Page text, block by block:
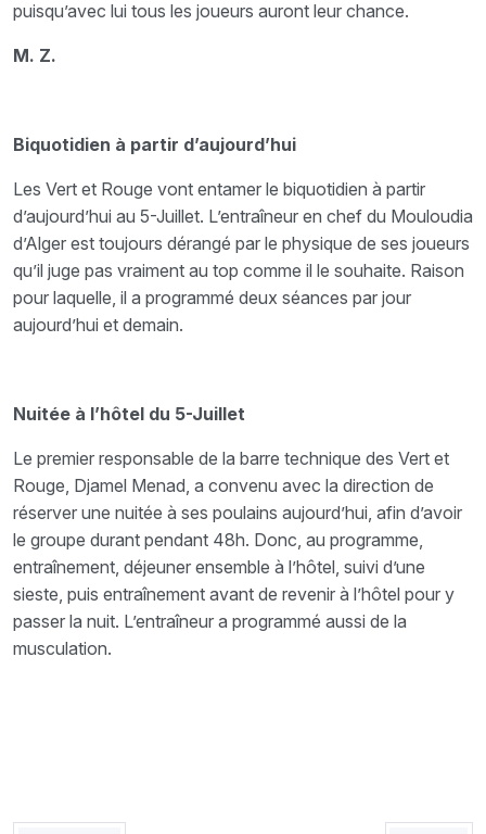
puisqu’avec lui tous les joueurs auront leur chance.
M. Z.
Biquotidien à partir d’aujourd’hui
Les Vert et Rouge vont entamer le biquotidien à partir
d’aujourd’hui au 5-Juillet. L’entraîneur en chef du Mouloudia
d’Alger est toujours dérangé par le physique de ses joueurs
qu’il juge pas vraiment au top comme il le souhaite. Raison
pour laquelle, il a programmé deux séances par jour
aujourd’hui et demain.
Nuitée à l’hôtel du 5-Juillet
Le premier responsable de la barre technique des Vert et
Rouge, Djamel Menad, a convenu avec la direction de
réserver une nuitée à ses poulains aujourd’hui, afin d’avoir
le groupe durant pendant 48h. Donc, au programme,
entraînement, déjeuner ensemble à l’hôtel, suivi d’une
sieste, puis entraînement avant de revenir à l’hôtel pour y
passer la nuit. L’entraîneur a programmé aussi de la
musculation.